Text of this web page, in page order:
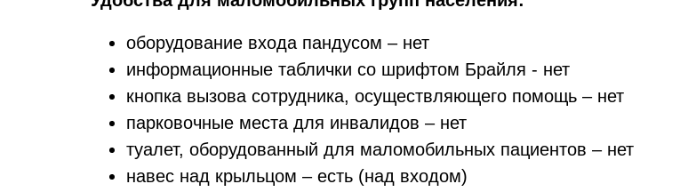
оборудование входа пандусом – нет
информационные таблички со шрифтом Брайля - нет
кнопка вызова сотрудника, осуществляющего помощь – нет
парковочные места для инвалидов – нет
туалет, оборудованный для маломобильных пациентов – нет
навес над крыльцом – есть (над входом)